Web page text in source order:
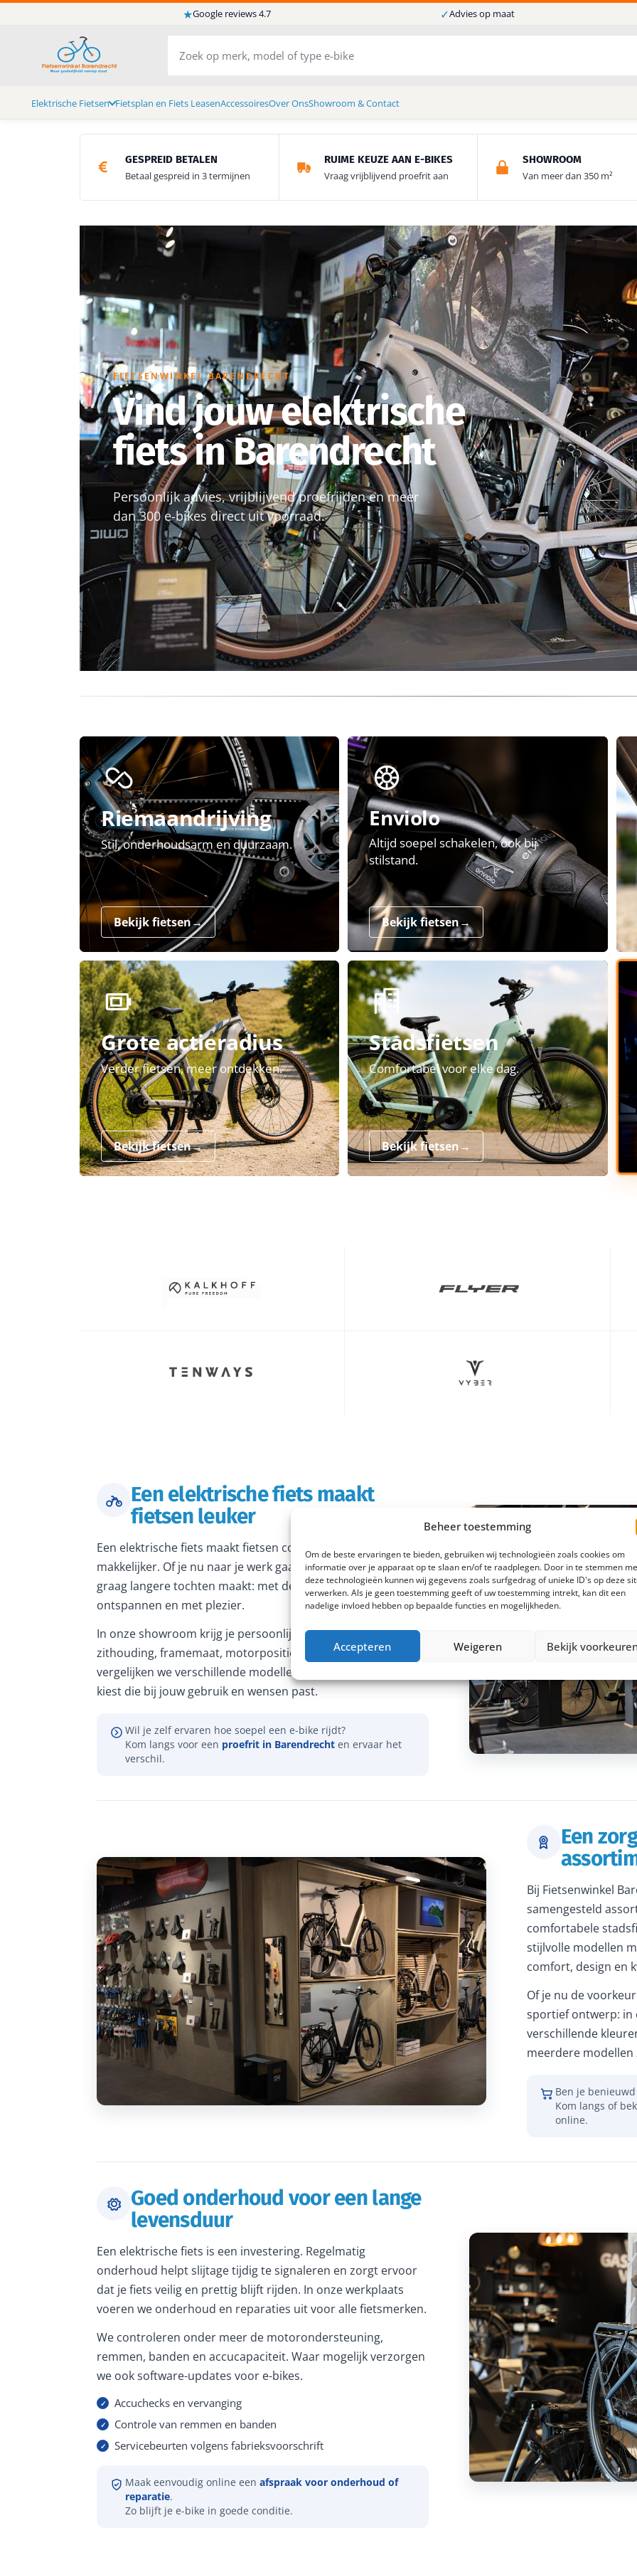
Beheer toestemming
Om de beste ervaringen te bieden, gebruiken wij technologieën zoals cookies om
informatie over je apparaat op te slaan en/of te raadplegen. Door in te stemmen
deze technologieën kunnen wij gegevens zoals surfgedrag of unieke ID's op deze
verwerken. Als je geen toestemming geeft of uw toestemming intrekt, kan dit een
nadelige invloed hebben op bepaalde functies en mogelijkheden.
Accepteren Weigeren Bekijk
★Google reviews 4.7 ✓Advies op maat
Elektrische Fietsen Fietsplan en Fiets LeasenAccessoiresOver OnsShowroom & Contact
GESPREID BETALEN
Betaal gespreid in 3 termijnen
RUIME KEUZE AAN E-BIKES
Vraag vrijblijvend proefrit aan
SHOWROOM
Van meer dan 350 m²
FIETSENWINKEL BARENDRECHT
Vind jouw elektrische
fiets in Barendrecht
Persoonlijk advies, vrijblijvend proefrijden en meer
dan 300 e-bikes direct uit voorraad.
Riemaandrijving
Stil, onderhoudsarm en duurzaam.
Bekijk fietsen→
Enviolo
Altijd soepel schakelen, ook bij
stilstand.
Bekijk fietsen→
Grote actieradius
Verder fietsen, meer ontdekken.
Bekijk fietsen→
Stadsfietsen
Comfortabel voor elke dag.
Bekijk fietsen→
Een elektrische fiets maakt
fietsen leuker
Een elektrische fiets maakt fietsen comfortabeler en
makkelijker. Of je nu naar je werk gaat, boodschappen doet of
graag langere tochten maakt: met de juiste e-bike rijd je
ontspannen en met plezier.
In onze showroom krijg je persoonlijk advies over onder meer
zithouding, framemaat, motorpositie en actieradius. Samen
vergelijken we verschillende modellen, zodat je een e-bike
kiest die bij jouw gebruik en wensen past.
Wil je zelf ervaren hoe soepel een e-bike rijdt?
Kom langs voor een proefrit in Barendrecht en ervaar het
verschil.
Een
Bij Fietsenwinkel
samengesteld
comfortabele
stijlvolle modellen
comfort, design en
Of je nu de
sportief ontwerp: in
verschillende
meerdere
Ben je
Kom langs of
online.
Goed onderhoud voor een lange
levensduur
Een elektrische fiets is een investering. Regelmatig
onderhoud helpt slijtage tijdig te signaleren en zorgt ervoor
dat je fiets veilig en prettig blijft rijden. In onze werkplaats
voeren we onderhoud en reparaties uit voor alle fietsmerken.
We controleren onder meer de motorondersteuning,
remmen, banden en accucapaciteit. Waar mogelijk verzorgen
we ook software-updates voor e-bikes.
Accuchecks en vervanging
Controle van remmen en banden
Servicebeurten volgens fabrieksvoorschrift
Maak eenvoudig online een afspraak voor onderhoud of
reparatie.
Zo blijft je e-bike in goede conditie.